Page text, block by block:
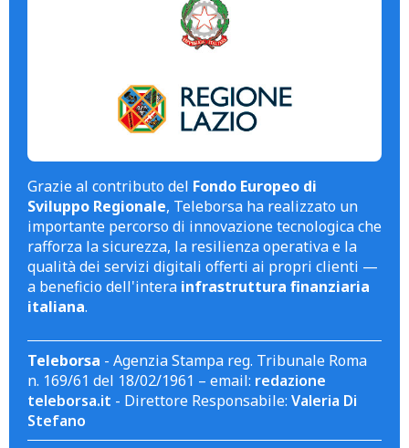
Grazie al contributo del Fondo Europeo di
Sviluppo Regionale, Teleborsa ha realizzato un
importante percorso di innovazione tecnologica che
rafforza la sicurezza, la resilienza operativa e la
qualità dei servizi digitali offerti ai propri clienti —
a beneficio dell'intera infrastruttura finanziaria
italiana.
Teleborsa - Agenzia Stampa reg. Tribunale Roma
n. 169/61 del 18/02/1961 – email: redazione
teleborsa.it - Direttore Responsabile: Valeria Di
Stefano